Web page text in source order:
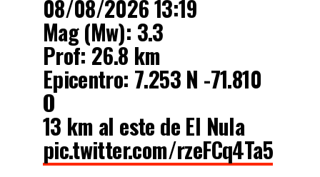
08/08/2026 13:19
Mag (Mw): 3.3
Prof: 26.8 km
Epicentro: 7.253 N -71.810
O
13 km al este de El Nula
pic.twitter.com/rzeFCq4Ta5